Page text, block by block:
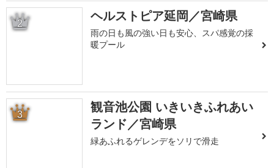
2
ヘルストピア延岡／宮崎県
雨の日も風の強い日も安心、スパ感覚の採
暖プール
3
観音池公園 いきいきふれあい
ランド／宮崎県
緑あふれるゲレンデをソリで滑走